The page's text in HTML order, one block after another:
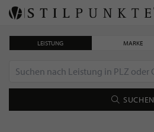
LEISTUNG MARKE
SUCHEN